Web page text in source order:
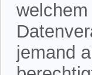
jemand